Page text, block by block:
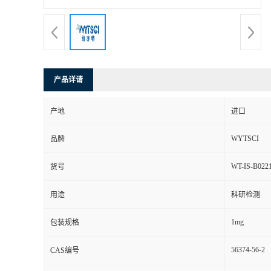
产品详请
产地 进口
品牌 WYTSCI
货号 WT-IS-
用途 科研检测
包装规格 1mg
CAS编号 56374-56-2